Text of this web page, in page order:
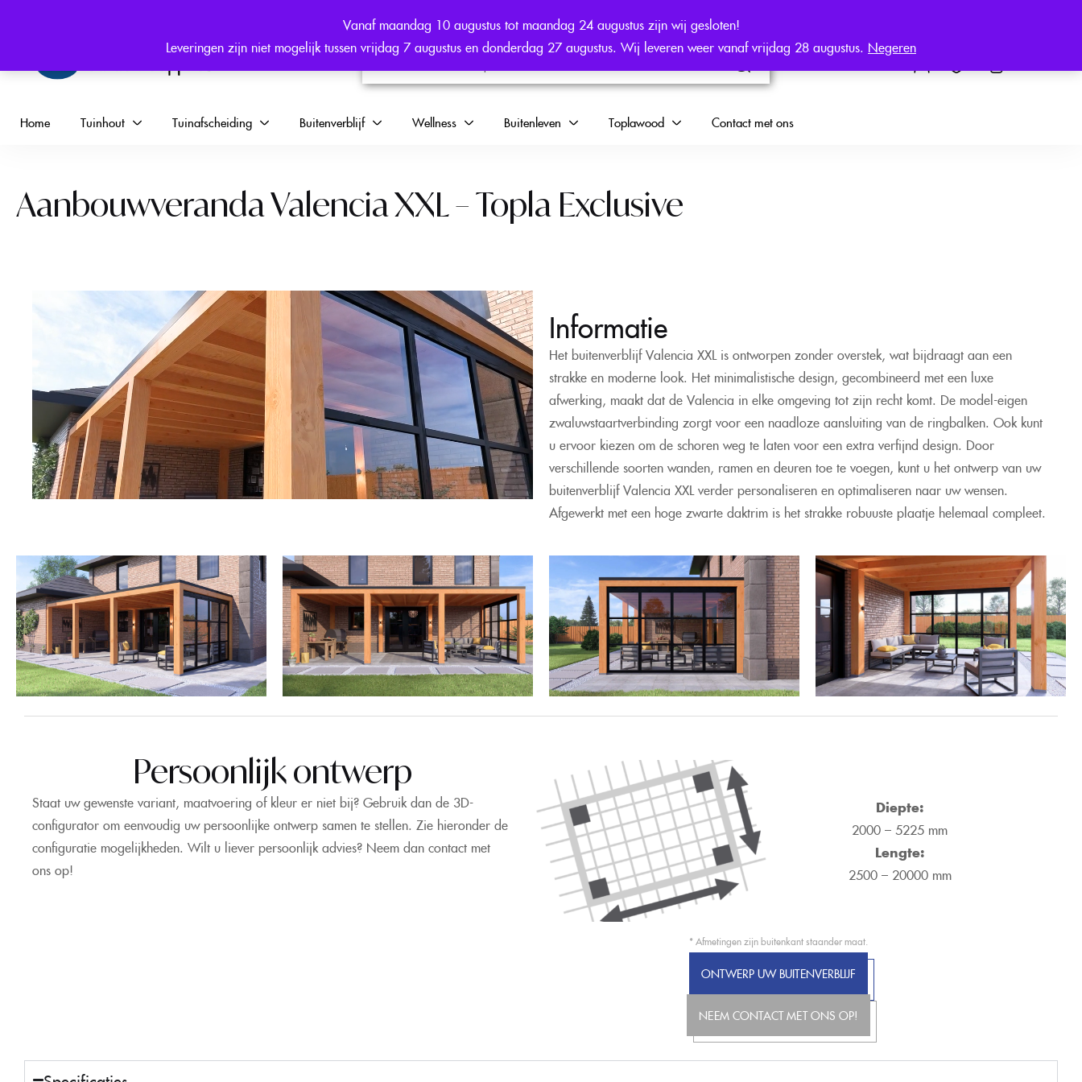
Vanaf maandag 10 augustus tot maandag 24 augustus zijn wij gesloten!
Leveringen zijn niet mogelijk tussen vrijdag 7 augustus en donderdag 27 augustus. Wij leveren weer vanaf vrijdag 28 augustus. Negeren
Home Tuinhout Tuinafscheiding Buitenverblijf Wellness Buitenleven Toplawood Contact met ons
Aanbouwveranda Valencia XXL – Topla Exclusive
Informatie
Het buitenverblijf Valencia XXL is ontworpen zonder overstek, wat bijdraagt aan een
strakke en moderne look. Het minimalistische design, gecombineerd met een luxe
afwerking, maakt dat de Valencia in elke omgeving tot zijn recht komt. De model-eigen
zwaluwstaartverbinding zorgt voor een naadloze aansluiting van de ringbalken. Ook kunt
u ervoor kiezen om de schoren weg te laten voor een extra verfijnd design. Door
verschillende soorten wanden, ramen en deuren toe te voegen, kunt u het ontwerp van uw
buitenverblijf Valencia XXL verder personaliseren en optimaliseren naar uw wensen.
Afgewerkt met een hoge zwarte daktrim is het strakke robuuste plaatje helemaal compleet.
Persoonlijk ontwerp
Staat uw gewenste variant, maatvoering of kleur er niet bij? Gebruik dan de 3D-
configurator om eenvoudig uw persoonlijke ontwerp samen te stellen. Zie hieronder de
configuratie mogelijkheden. Wilt u liever persoonlijk advies? Neem dan contact met
ons op!
Diepte:
2000 – 5225 mm
Lengte:
2500 – 20000 mm
* Afmetingen zijn buitenkant staander maat.
ONTWERP UW BUITENVERBLIJF
NEEM CONTACT MET ONS OP!